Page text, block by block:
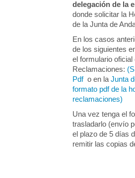
delegación de la
donde solicitar la
de la Junta de
En los casos
de los siguientes
el formulario
Reclamaciones:
Pdfo en laJunta
formato pdf de la
reclamaciones)
Una vez tenga el
trasladarlo (envío
el plazo de 5 días
remitir las copias